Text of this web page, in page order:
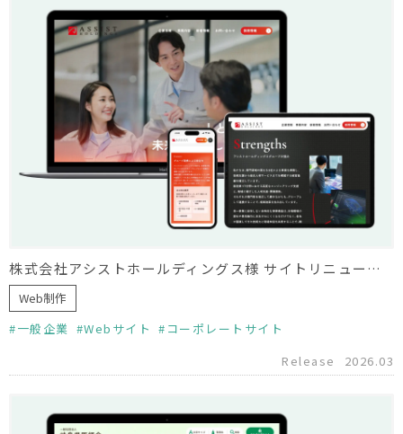
株式会社アシストホールディングス様 サイトリニューアル
Web制作
一般企業
Webサイト
コーポレートサイト
Release
2026.03